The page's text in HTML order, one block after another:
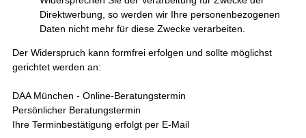
Direktwerbung, so werden wir Ihre personenbezogenen
Daten nicht mehr für diese Zwecke verarbeiten.
Der Widerspruch kann formfrei erfolgen und sollte möglichst
gerichtet werden an:
DAA München - Online-Beratungstermin
Persönlicher Beratungstermin
Ihre Terminbestätigung erfolgt per E-Mail